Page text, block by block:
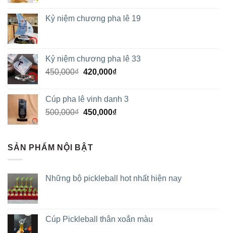
Kỷ niệm chương pha lê 19
Kỷ niệm chương pha lê 33
450,000₫ 420,000₫
Cúp pha lê vinh danh 3
500,000₫ 450,000₫
SẢN PHẨM NỘI BẬT
Những bộ pickleball hot nhất hiện nay
Cúp Pickleball thân xoắn màu